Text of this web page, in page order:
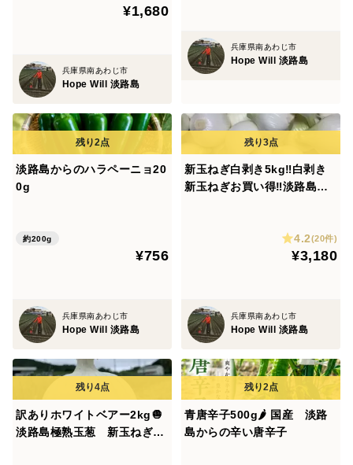
¥1,680
兵庫県南あわじ市
Hope Will 淡路島
兵庫県南あわじ市
Hope Will 淡路島
淡路島からのハラペーニョ20
0g
約200g
¥756
兵庫県南あわじ市
Hope Will 淡路島
新玉ねぎ白剥き5kg‼️白剥き
新玉ねぎお買い得‼️淡路島新
4.2(20件)
¥3,180
兵庫県南あわじ市
Hope Will 淡路島
訳ありホワイトベアー2kg🧅
淡路島極熟玉葱 新玉ねぎ
青唐辛子500g🌶 国産 淡路
島からの辛い唐辛子